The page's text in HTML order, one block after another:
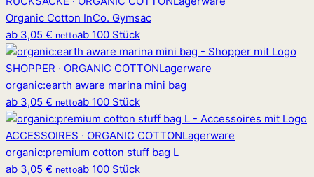
Organic Cotton InCo. Gymsac
ab 3,05 € nettoab 100 Stück
SHOPPER · ORGANIC COTTONLagerware
organic:earth aware marina mini bag
ab 3,05 € nettoab 100 Stück
ACCESSOIRES · ORGANIC COTTONLagerware
organic:premium cotton stuff bag L
ab 3,05 € nettoab 100 Stück